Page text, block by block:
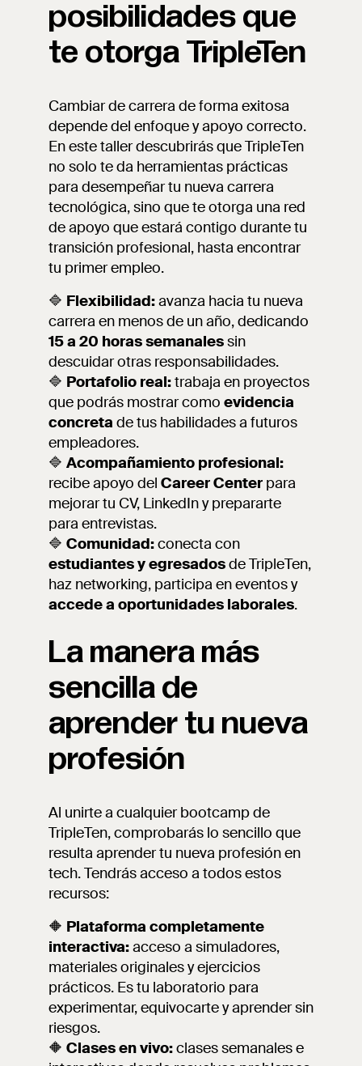
posibilidades que
te otorga TripleTen
Cambiar de carrera de forma exitosa
depende del enfoque y apoyo correcto.
En este taller descubrirás que TripleTen
no solo te da herramientas prácticas
para desempeñar tu nueva carrera
tecnológica, sino que te otorga una red
de apoyo que estará contigo durante tu
transición profesional, hasta encontrar
tu primer empleo.
🔷 Flexibilidad:avanza hacia tu nueva
carrera en menos de un año, dedicando
15 a 20 horas semanalessin
descuidar otras responsabilidades.
🔷 Portafolio real:trabaja en proyectos
que podrás mostrar como evidencia
concreta de tus habilidades a futuros
empleadores.
🔷 Acompañamiento profesional:
recibe apoyo del Career Center para
mejorar tu CV, LinkedIn y prepararte
para entrevistas.
🔷 Comunidad:conecta con
estudiantes y egresadosde TripleTen,
haz networking, participa en eventos y
accede a oportunidades laborales.
La manera más
sencilla de
aprender tu nueva
profesión
Al unirte a cualquier bootcamp de
TripleTen, comprobarás lo sencillo que
resulta aprender tu nueva profesión en
tech. Tendrás acceso a todos estos
recursos:
🔶 Plataforma completamente
interactiva:acceso a simuladores,
materiales originales y ejercicios
prácticos. Es tu laboratorio para
experimentar, equivocarte y aprender sin
riesgos.
🔶 Clases en vivo:clases semanales e